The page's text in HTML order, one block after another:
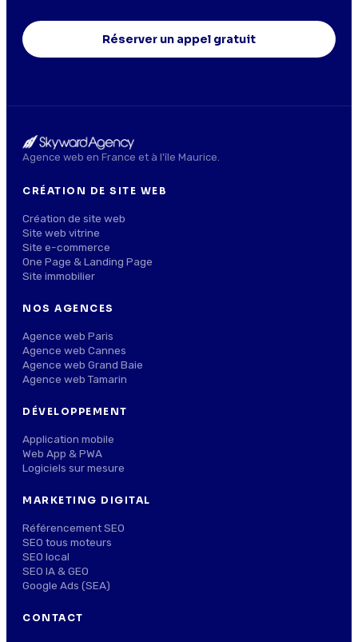
Réserver un appel gratuit
Agence web en France et à l'île Maurice.
CRÉATION DE SITE WEB
Création de site web
Site web vitrine
Site e-commerce
One Page & Landing Page
Site immobilier
NOS AGENCES
Agence web Paris
Agence web Cannes
Agence web Grand Baie
Agence web Tamarin
DÉVELOPPEMENT
Application mobile
Web App & PWA
Logiciels sur mesure
MARKETING DIGITAL
Référencement SEO
SEO tous moteurs
SEO local
SEO IA & GEO
Google Ads (SEA)
CONTACT